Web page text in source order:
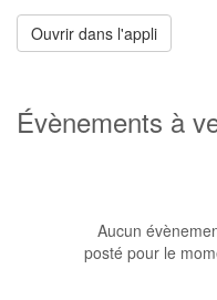
Ouvrir dans l'appli
Évènements à
Aucun
posté pour le